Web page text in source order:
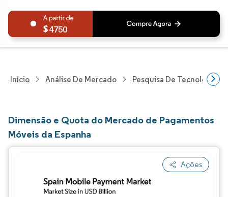
4750
Início Análise De Mercado Pesquisa De Tecnologia,
Dimensão e Quota do Mercado de Pagamentos
Móveis da Espanha
Ações